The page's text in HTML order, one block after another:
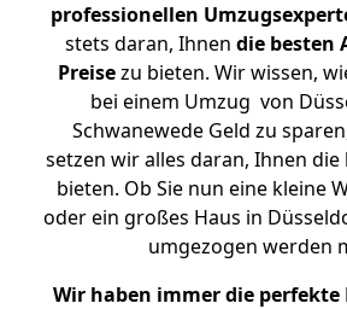
professionellen
stets daran, Ihnen die besten
Preisezu bieten. Wir wissen,
bei einem Umzug von
Schwanewede Geld zu
setzen wir alles daran, Ihnen die
bieten. Ob Sie nun eine kleine
oder ein großes Haus in
umgezogen werden
Wir haben immer die perfekte